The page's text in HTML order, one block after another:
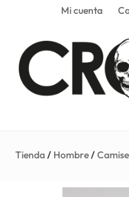
Mi cuenta
Tienda/ Hombre/